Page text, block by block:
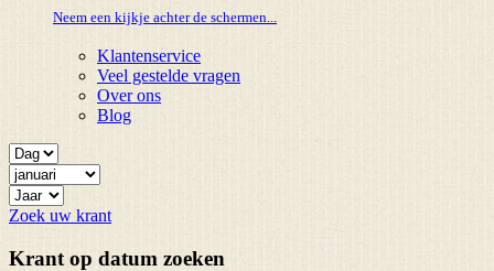
Neem een kijkje achter de schermen...
Klantenservice
Veel gestelde vragen
Over ons
Blog
Zoek uw krant
Krant op datum zoeken